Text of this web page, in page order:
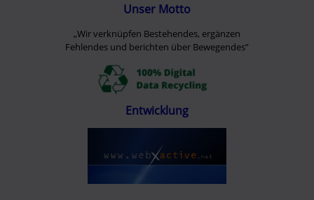
Unser Motto
„Wir verknüpfen Bestehendes, ergänzen
Fehlendes und berichten über Bewegendes”
Entwicklung